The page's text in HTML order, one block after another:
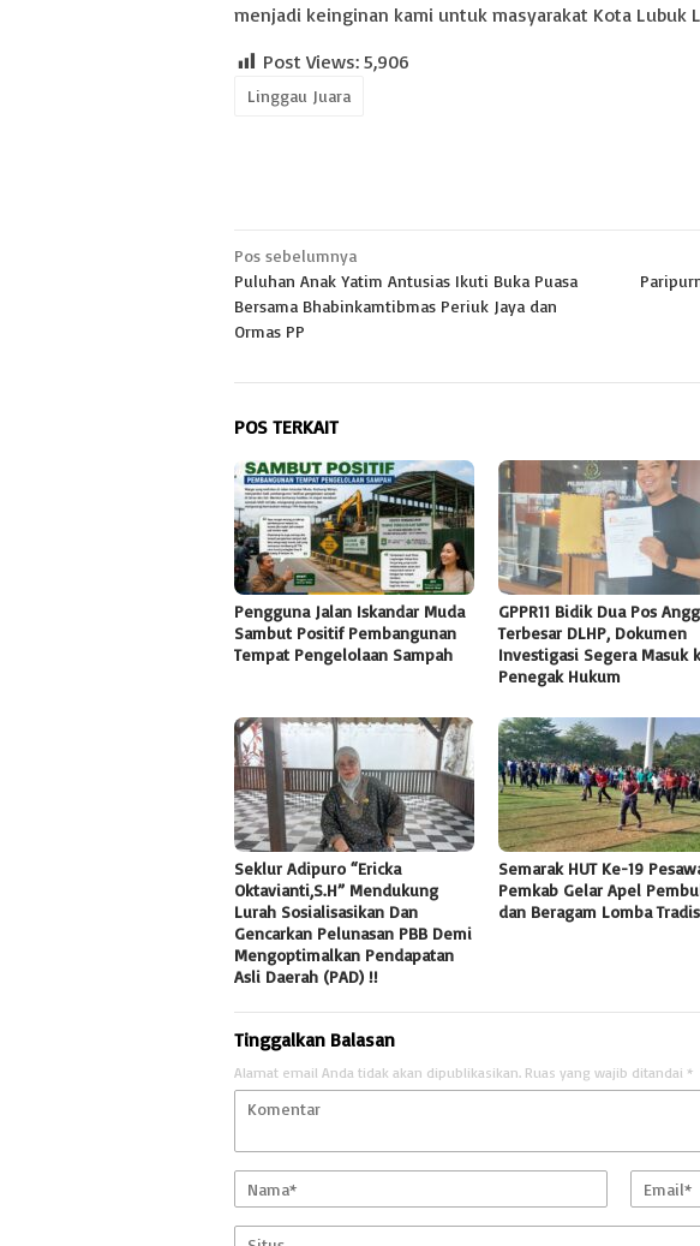
menjadi keinginan kami untuk masyarakat Kota Lubuk
Post Views: 5,906
Linggau Juara
Navigasi
pos
Pos sebelumnya
Puluhan Anak Yatim Antusias Ikuti Buka Puasa
Bersama Bhabinkamtibmas Periuk Jaya dan
Ormas PP
POS TERKAIT
Pengguna Jalan Iskandar Muda
Sambut Positif Pembangunan
Tempat Pengelolaan Sampah
GPPR11 Bidik Dua Pos
Terbesar DLHP, Dokumen
Investigasi Segera Masuk
Penegak Hukum
Seklur Adipuro “Ericka
Oktavianti,S.H” Mendukung
Lurah Sosialisasikan Dan
Gencarkan Pelunasan PBB Demi
Mengoptimalkan Pendapatan
Asli Daerah (PAD) !!
Semarak HUT Ke-19
Pemkab Gelar Apel
dan Beragam Lomba
Tinggalkan Balasan
Alamat email Anda tidak akan dipublikasikan. Ruas yang wajib ditandai *